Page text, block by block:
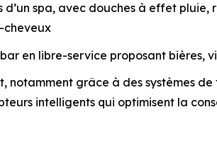
spa, avec douches à effet
cheveux
en libre-service proposant bières,
grâce à des systèmes
intelligents qui optimisent la